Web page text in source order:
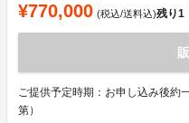
¥770,000 (税込/送料込)残り1
ご提供予定時期：お申し込み後約
第）